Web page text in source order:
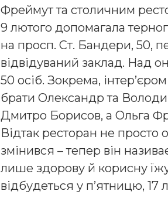
Фреймут та столичним
9 лютого допомагала
на просп. Ст. Бандери, 50,
відвідуваний заклад. Над
50 осіб. Зокрема,
брати Олександр та
Дмитро Борисов, а Ольга
Відтак ресторан не просто
змінився – тепер він
лише здорову й корисну
відбудеться у п’ятницю, 17